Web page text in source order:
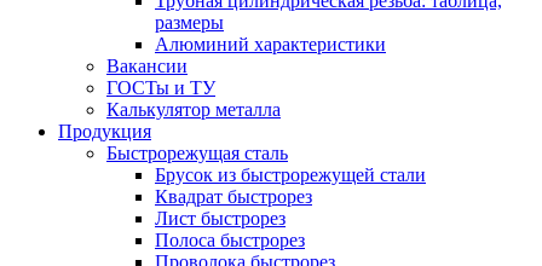
размеры
Алюминий характеристики
Вакансии
ГОСТы и ТУ
Калькулятор металла
Продукция
Быстрорежущая сталь
Брусок из быстрорежущей стали
Квадрат быстрорез
Лист быстрорез
Полоса быстрорез
Проволока быстрорез